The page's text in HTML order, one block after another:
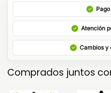
Atención
Cambios y
Comprados juntos